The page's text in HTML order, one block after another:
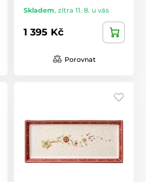
Skladem, zítra 11. 8. u vás
1 395 Kč
Porovnat